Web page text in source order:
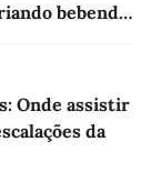
bebendo
Onde assistir
da